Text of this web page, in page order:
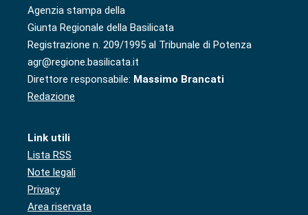
Agenzia stampa della
Giunta Regionale della Basilicata
Registrazione n. 209/1995 al Tribunale di Potenza
agr@regione.basilicata.it
Direttore responsabile: Massimo Brancati
Redazione
Link utili
Lista RSS
Note legali
Privacy
Area riservata